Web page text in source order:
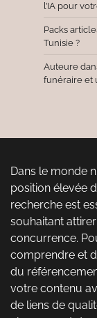
l’IA pour
Packs
Tunisie ?
Auteure
funéraire et
Dans le monde
position élevée
recherche est
souhaitant
concurrence.
comprendre et
du
votre contenu
de liens de